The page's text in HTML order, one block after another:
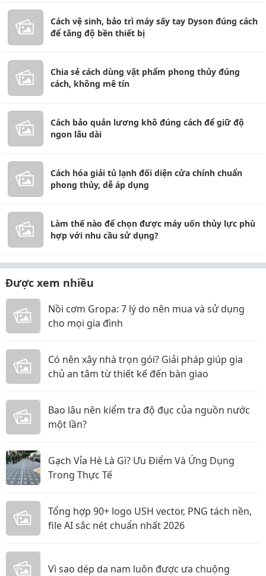
Cách vệ sinh, bảo trì máy sấy tay Dyson đúng cách
để tăng độ bền thiết bị
Chia sẻ cách dùng vật phẩm phong thủy đúng
cách, không mê tín
Cách bảo quản lương khô đúng cách để giữ độ
ngon lâu dài
Cách hóa giải tủ lạnh đối diện cửa chính chuẩn
phong thủy, dễ áp dụng
Làm thế nào để chọn được máy uốn thủy lực phù
hợp với nhu cầu sử dụng?
Được xem nhiều
Nồi cơm Gropa: 7 lý do nên mua và sử dụng
cho mọi gia đình
Có nên xây nhà trọn gói? Giải pháp giúp gia
chủ an tâm từ thiết kế đến bàn giao
Bao lâu nên kiểm tra độ đục của nguồn nước
một lần?
Gạch Vỉa Hè Là Gì? Ưu Điểm Và Ứng Dụng
Trong Thực Tế
Tổng hợp 90+ logo USH vector, PNG tách nền,
file AI sắc nét chuẩn nhất 2026
Vì sao dép da nam luôn được ưa chuộng